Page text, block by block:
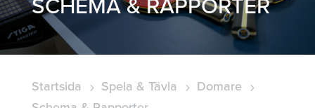
Startsida 5 Spela & Tävla 5 Domare 5